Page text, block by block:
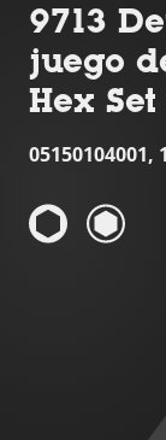
9713
juego
Hex Set
05150104001,